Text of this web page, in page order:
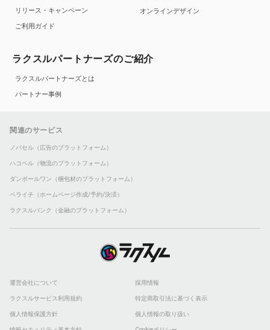
リリース・キャンペーン
ご利用ガイド
オンラインデザイン
ラクスルパートナーズのご紹介
ラクスルパートナーズとは
パートナー事例
関連のサービス
ノバセル（広告のプラットフォーム）
ハコベル（物流のプラットフォーム）
ダンボールワン（梱包材のプラットフォーム）
ペライチ（ホームページ作成/予約/決済）
ラクスルバンク（金融のプラットフォーム）
運営会社について 採用情報
ラクスルサービス利用規約 特定商取引法に基づく表示
個人情報保護方針 個人情報の取り扱い